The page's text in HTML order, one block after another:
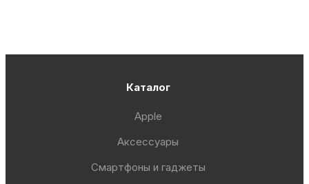
Каталог
Apple
Аксессуары
Смартфоны и гаджеты